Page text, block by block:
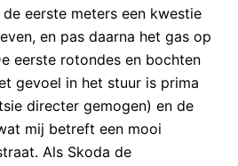
eerste meters een kwestie
en pas daarna het gas op
eerste rotondes en bochten
gevoel in het stuur is prima
directer gemogen) en de
mij betreft een mooi
Als Skoda de